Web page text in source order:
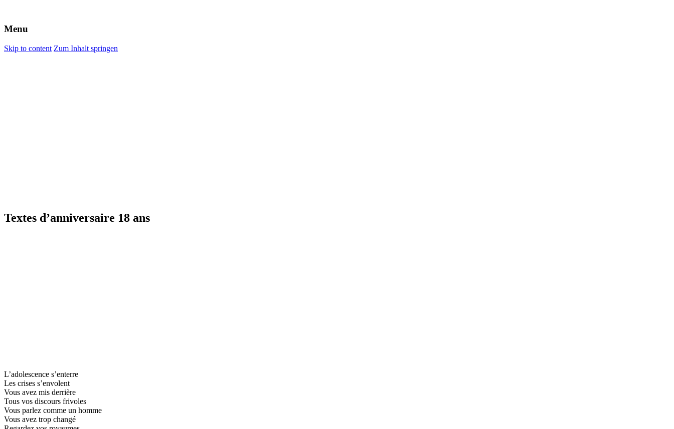
Menu
Skip to content Zum Inhalt springen
Textes d’anniversaire 18 ans
L’adolescence s’enterre
Les crises s’envolent
Vous avez mis derrière
Tous vos discours frivoles
Vous parlez comme un homme
Vous avez trop changé